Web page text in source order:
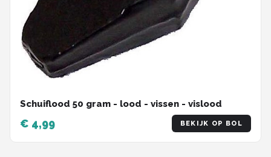
Schuiflood 50 gram - lood - vissen - vislood
€ 4,99 BEKIJK OP BOL